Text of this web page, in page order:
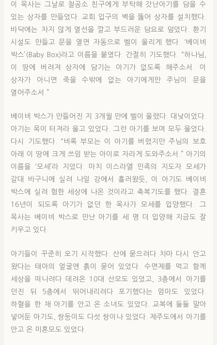
이 목사는 그날로 철공소 친구에게 부탁해 갓난아기를 담을 수
있는 상자를 만들었다. 교회 입구의 벽을 뚫어 상자를 설치했다.
바닥에는 차지 않게 열선을 깔고 부드러운 담요로 덮었다. 환기
시설도 만들고 문을 열면 자동으로 벨이 울리게 했다. ‘베이비
박스’(Baby Box)라고 이름을 붙였다. 간절히 기도했다. “하나님,
이 땅에 버려져 상자에 담기는 아기가 없도록 해주소서. 이
상자가 아니면 죽을 수밖에 없는 아기에게만 주님이 문을
열어주소서.”
베이비 박스가 만들어진 지 3개월 만에 벨이 울렸다. 대낮이었다.
아기는 목이 터져라 울고 있었다. 그런 아기를 보며 모두 울었다.
다시 기도했다. “비록 부모는 이 아기를 버렸지만 주님의 보호
아래 이 땅에 크게 쓰임 받는 아이로 자라게 도와주소서.” 아기의
이름을 ‘모세’라 지었다. 마치 이스라엘 민족의 지도자 모세가
갈대 바구니에 실려 나일 강에서 흘러왔듯, 이 아기도 베이비
박스에 실려 험한 세상에 나온 것이라고 축복기도를 했다. 결혼
16년이 되도록 아기가 없던 한 목사가 모세를 입양했다. 그
목사는 베이비 박스로 만난 아기를 세 명 더 입양해 지금도 잘
키우고 있다.
아기들이 꾸준히 오기 시작했다. 산에 묻으려다 차마 다시 안고
왔다는 태아의 얼굴엔 흙이 묻어 있었다. 수면제를 먹고 함께
세상을 떠나려다 데려온 10대 산모도 있었고, 3층에서 아기를
던진 뒤 5층에서 뛰어내리려다 포기했다는 엄마도 있었다.
하혈을 한 채 아기를 안고 온 소녀도 있었다. 교복에 둘둘 말아
넣어둔 아기도, 쌍둥이도 다섯 쌍이나 있었다. 제주도에서 아기를
안고 온 미혼모도 있었다.